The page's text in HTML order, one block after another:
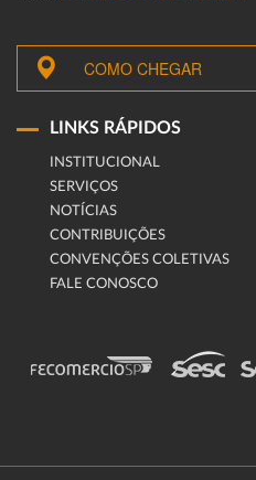
COMO CHEGAR
LINKS RÁPIDOS
INSTITUCIONAL
SERVIÇOS
NOTÍCIAS
CONTRIBUIÇÕES
CONVENÇÕES COLETIVAS
FALE CONOSCO